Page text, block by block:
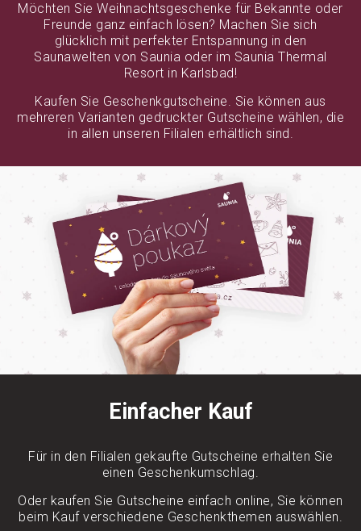
Möchten Sie Weihnachtsgeschenke für Bekannte oder
Freunde ganz einfach lösen? Machen Sie sich
glücklich mit perfekter Entspannung in den
Saunawelten von Saunia oder im Saunia Thermal
Resort in Karlsbad!
Kaufen Sie Geschenkgutscheine. Sie können aus
mehreren Varianten gedruckter Gutscheine wählen, die
in allen unseren Filialen erhältlich sind.
Einfacher Kauf
Für in den Filialen gekaufte Gutscheine erhalten Sie
einen Geschenkumschlag.
Oder kaufen Sie Gutscheine einfach online, Sie können
beim Kauf verschiedene Geschenkthemen auswählen.